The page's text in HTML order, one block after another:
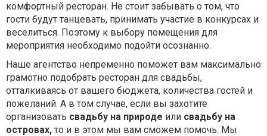
комфортный ресторан. Не стоит забывать о том, что
гости будут танцевать, принимать участие в конкурсах и
веселиться. Поэтому к выбору помещения для
мероприятия необходимо подойти осознанно.
Наше агентство непременно поможет вам максимально
грамотно подобрать ресторан для свадьбы,
отталкиваясь от вашего бюджета, количества гостей и
пожеланий. А в том случае, если вы захотите
организовать свадьбу на природе или свадьбу на
островах, то и в этом мы вам сможем помочь. Мы